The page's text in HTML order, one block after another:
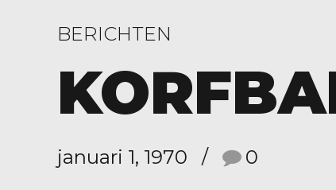
BERICHTEN
januari 1, 1970 0